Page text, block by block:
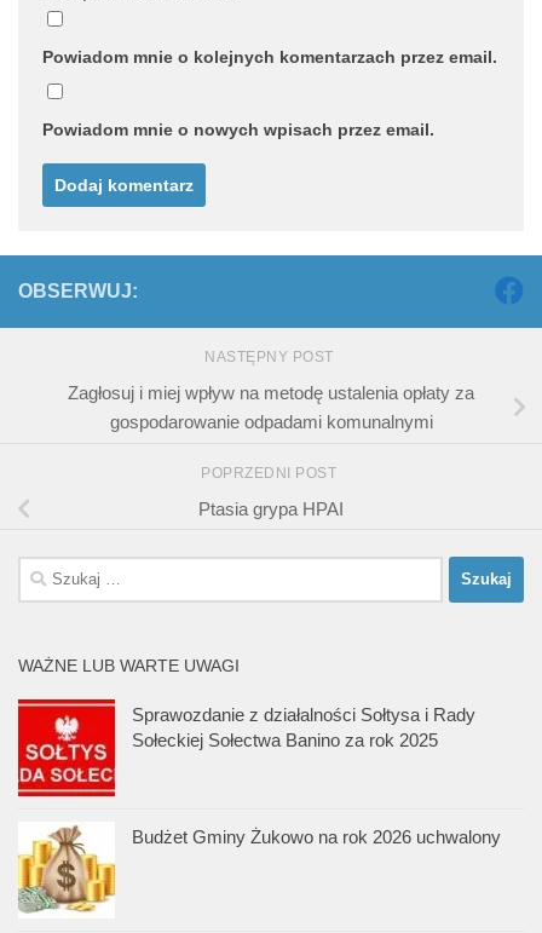
Powiadom mnie o kolejnych komentarzach przez email.
Powiadom mnie o nowych wpisach przez email.
OBSERWUJ:
NASTĘPNY POST
Zagłosuj i miej wpływ na metodę ustalenia opłaty za
gospodarowanie odpadami komunalnymi
POPRZEDNI POST
Ptasia grypa HPAI
Szukaj:
WAŻNE LUB WARTE UWAGI
Sprawozdanie z działalności Sołtysa i Rady
Sołeckiej Sołectwa Banino za rok 2025
Budżet Gminy Żukowo na rok 2026 uchwalony